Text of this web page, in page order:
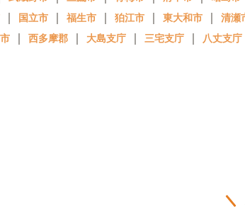
｜ 国立市 ｜ 福生市 ｜ 狛江市 ｜ 東大和市 ｜ 清瀬
｜ 西多摩郡 ｜ 大島支庁 ｜ 三宅支庁 ｜ 八丈支庁